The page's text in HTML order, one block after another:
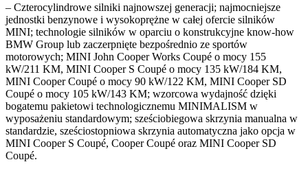
– Czterocylindrowe silniki najnowszej generacji; najmocniejsze
jednostki benzynowe i wysokoprężne w całej ofercie silników
MINI; technologie silników w oparciu o konstrukcyjne know-how
BMW Group lub zaczerpnięte bezpośrednio ze sportów
motorowych; MINI John Cooper Works Coupé o mocy 155
kW/211 KM, MINI Cooper S Coupé o mocy 135 kW/184 KM,
MINI Cooper Coupé o mocy 90 kW/122 KM, MINI Cooper SD
Coupé o mocy 105 kW/143 KM; wzorcowa wydajność dzięki
bogatemu pakietowi technologicznemu MINIMALISM w
wyposażeniu standardowym; sześciobiegowa skrzynia manualna w
standardzie, sześciostopniowa skrzynia automatyczna jako opcja w
MINI Cooper S Coupé, Cooper Coupé oraz MINI Cooper SD
Coupé.